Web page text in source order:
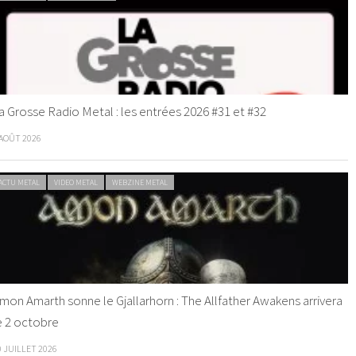
Grosse Radio Metal : les entrées 2026 #31 et #32
2026
METAL VIDEO METAL WEBZINE METAL
Amarth sonne le Gjallarhorn : The Allfather Awakens arrivera
2 octobre
JUILLET 2026